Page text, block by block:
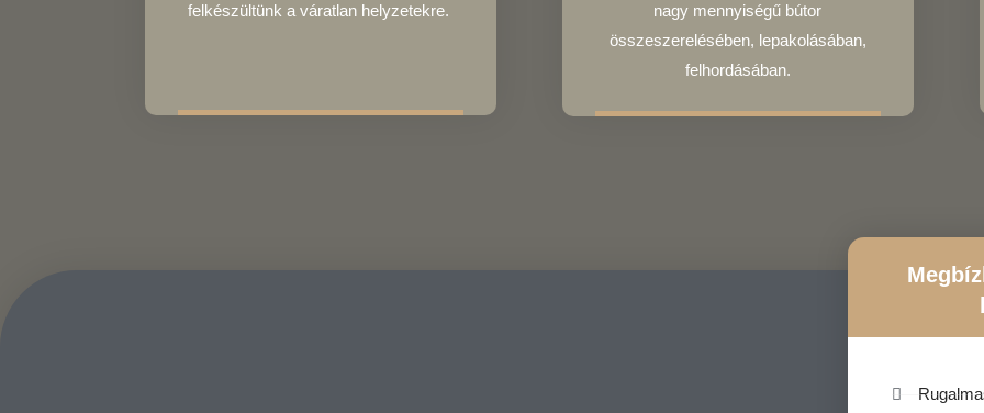
felkészültünk a váratlan helyzetekre. ‎
nagy mennyiségű bútor
összeszerelésében, lepakolásában,
felhordásában.